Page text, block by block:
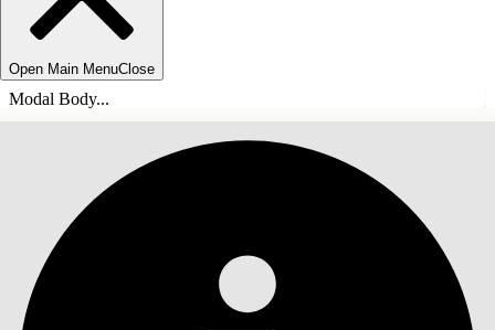
Open Main MenuClose
Modal Body...